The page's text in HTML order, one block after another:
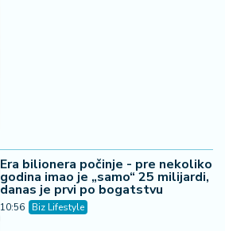
Era bilionera počinje - pre nekoliko
godina imao je „samo“ 25 milijardi,
danas je prvi po bogatstvu
10:56 Biz Lifestyle